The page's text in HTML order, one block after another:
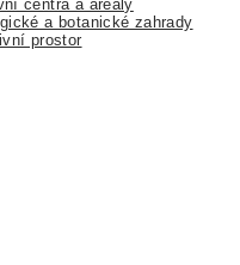
centra a areály
a botanické zahrady
prostor